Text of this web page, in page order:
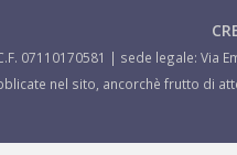
07110170581 | sede legale: Via
nel sito, ancorchè frutto di